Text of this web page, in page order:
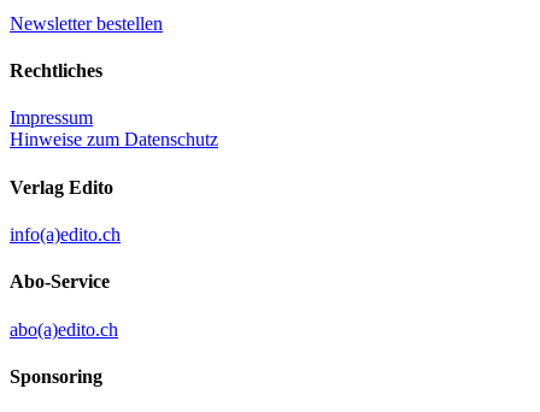
Newsletter bestellen
Rechtliches
Impressum
Hinweise zum Datenschutz
Verlag Edito
info(a)edito.ch
Abo-Service
abo(a)edito.ch
Sponsoring